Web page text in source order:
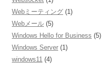
Webミーティング (1)
Webメール (5)
Windows Hello for Business (5)
Windows Server (1)
windows11 (4)